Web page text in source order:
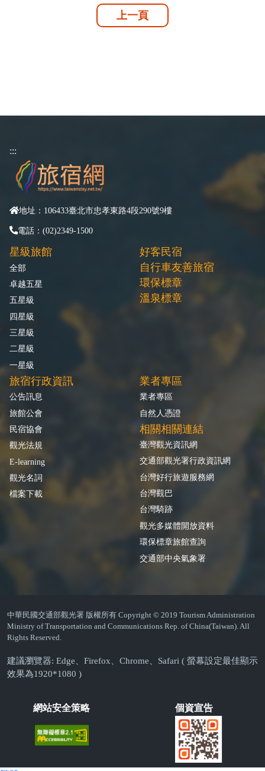
上一頁
:::
地址：106433臺北市忠孝東路4段290號9樓
電話：(02)2349-1500
星級旅館
全部
卓越五星
五星級
四星級
三星級
二星級
一星級
好客民宿
自行車友善旅宿
環保標章
溫泉標章
旅宿行政資訊
公告訊息
旅館公會
民宿協會
觀光法規
E-learning
觀光名詞
檔案下載
業者專區
業者專區
自然人憑證
相關相關連結
臺灣觀光資訊網
交通部觀光署行政資訊網
台灣好行旅遊服務網
台灣觀巴
台灣騎跡
觀光多媒體開放資料
環保標章旅館查詢
交通部中央氣象署
中華民國交通部觀光署 版權所有 Copyright © 2019 Tourism Administration
Ministry of Transportation and Communications Rep. of China(Taiwan). All
Rights Reserved.
建議瀏覽器: Edge、Firefox、Chrome、Safari ( 螢幕設定最佳顯示
效果為1920*1080 )
網站安全策略 個資宣告